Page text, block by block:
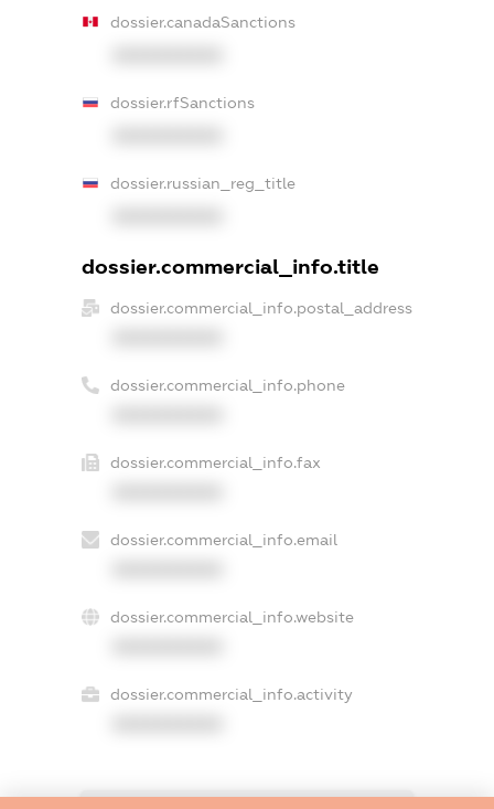
dossier.canadaSanctions
dossier.rfSanctions
dossier.russian_reg_title
dossier.commercial_info.title
dossier.commercial_info.postal_address
dossier.commercial_info.phone
dossier.commercial_info.fax
dossier.commercial_info.email
dossier.commercial_info.website
dossier.commercial_info.activity